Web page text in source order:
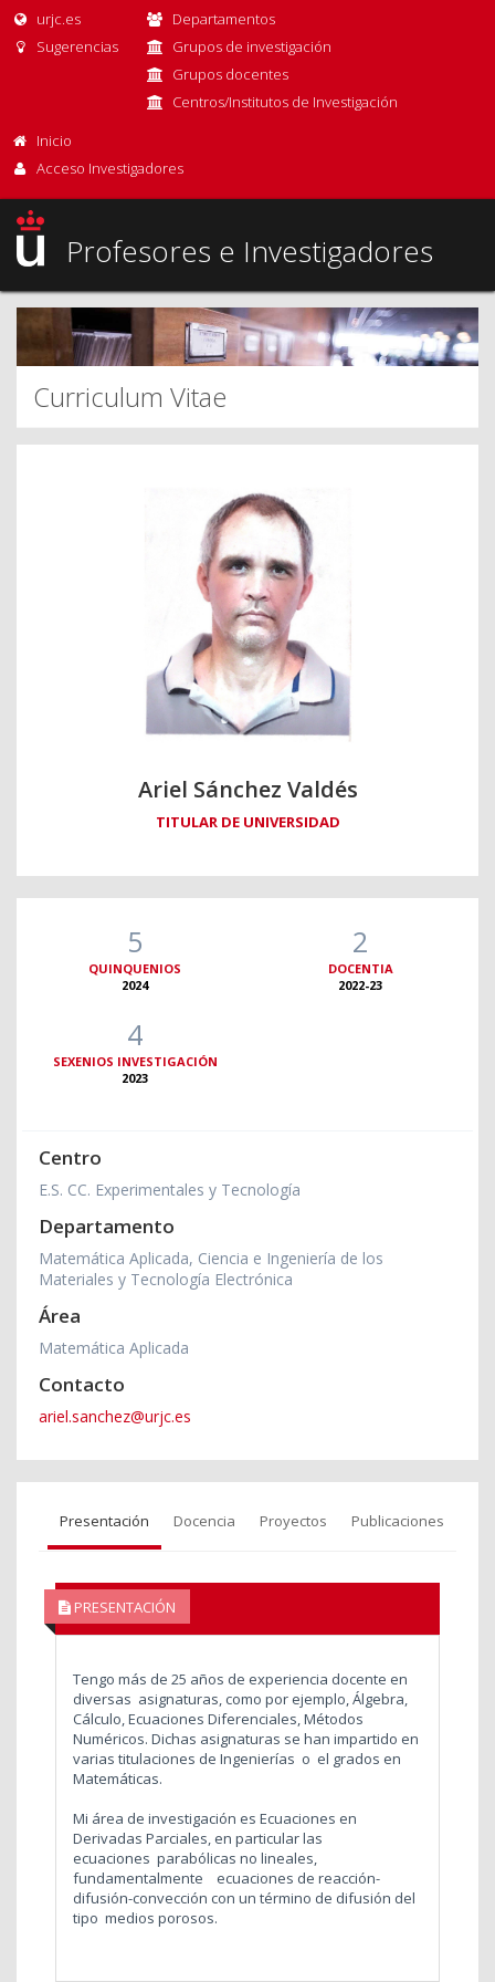
urjc.es
Sugerencias
Departamentos
Grupos de investigación
Grupos docentes
Centros/Institutos de Investigación
Inicio
Acceso Investigadores
Profesores e Investigadores
Curriculum Vitae
Ariel Sánchez Valdés
TITULAR DE UNIVERSIDAD
5
QUINQUENIOS
2024
2
DOCENTIA
2022-23
4
SEXENIOS INVESTIGACIÓN
2023
Centro
E.S. CC. Experimentales y Tecnología
Departamento
Matemática Aplicada, Ciencia e Ingeniería de los
Materiales y Tecnología Electrónica
Área
Matemática Aplicada
Contacto
ariel.sanchez@urjc.es
Presentación Docencia Proyectos Publicaciones
PRESENTACIÓN
Tengo más de 25 años de experiencia docente en
diversas asignaturas, como por ejemplo, Álgebra,
Cálculo, Ecuaciones Diferenciales, Métodos
Numéricos. Dichas asignaturas se han impartido en
varias titulaciones de Ingenierías o el grados en
Matemáticas.
Mi área de investigación es Ecuaciones en
Derivadas Parciales, en particular las
ecuaciones parabólicas no lineales,
fundamentalmente ecuaciones de reacción-
difusión-convección con un término de difusión del
tipo medios porosos.